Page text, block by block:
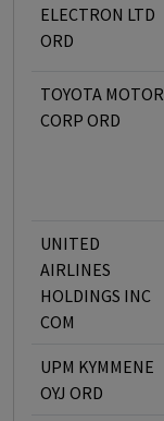
ELECTRON LTD
ORD
TOYOTA MOTOR
CORP ORD
UNITED
AIRLINES
HOLDINGS INC
COM
UPM KYMMENE
OYJ ORD